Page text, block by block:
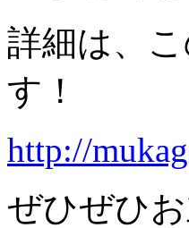
詳細は、
す！
http://
ぜひぜひ